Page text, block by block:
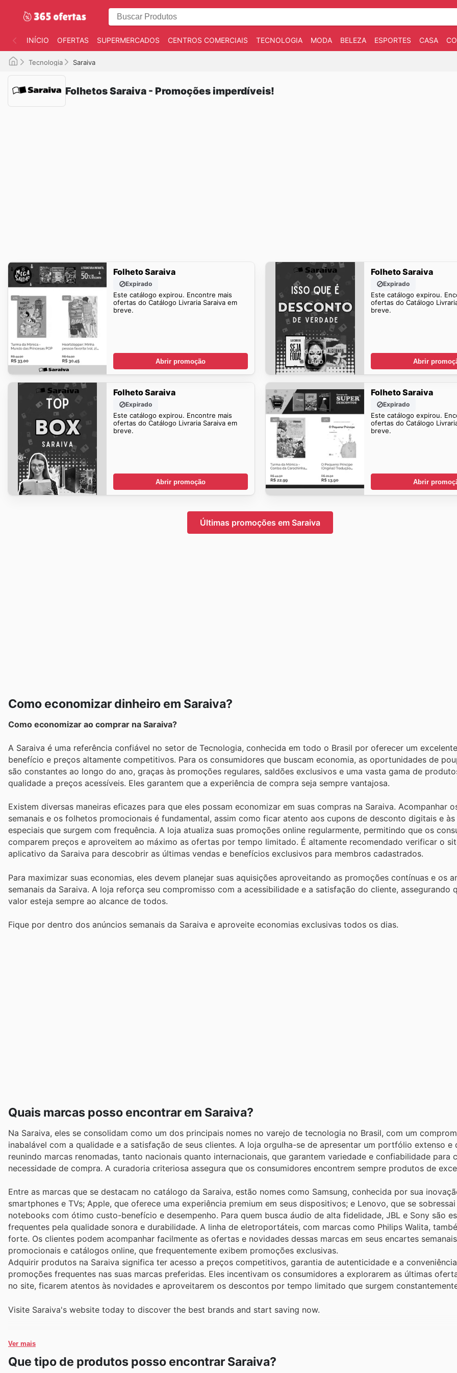
INÍCIO OFERTAS SUPERMERCADOS CENTROS COMERCIAIS TECNOLOGIA MODA BELEZA ESPORTES CASA
Tecnologia Saraiva
Folhetos Saraiva - Promoções imperdíveis!
Folheto Saraiva
Expirado
Este catálogo expirou. Encontre mais
ofertas do Catálogo Livraria Saraiva em
breve.
Abrir promoção
Folheto Saraiva
Expirado
Este catálogo expirou.
ofertas do Catálogo
breve.
Abrir
Folheto Saraiva
Expirado
Este catálogo expirou. Encontre mais
ofertas do Catálogo Livraria Saraiva em
breve.
Abrir promoção
Folheto Saraiva
Expirado
Este catálogo expirou.
ofertas do Catálogo
breve.
Abrir
Últimas promoções em Saraiva
Como economizar dinheiro em Saraiva?
Como economizar ao comprar na Saraiva?
A Saraiva é uma referência confiável no setor de Tecnologia, conhecida em todo o Brasil por oferecer um
benefício e preços altamente competitivos. Para os consumidores que buscam economia, as oportunidades de
são constantes ao longo do ano, graças às promoções regulares, saldões exclusivos e uma vasta gama de
qualidade a preços acessíveis. Eles garantem que a experiência de compra seja sempre vantajosa.
Existem diversas maneiras eficazes para que eles possam economizar em suas compras na Saraiva. Acompanhar
semanais e os folhetos promocionais é fundamental, assim como ficar atento aos cupons de desconto digitais e
especiais que surgem com frequência. A loja atualiza suas promoções online regularmente, permitindo que os
comparem preços e aproveitem ao máximo as ofertas por tempo limitado. É altamente recomendado verificar o
aplicativo da Saraiva para descobrir as últimas vendas e benefícios exclusivos para membros cadastrados.
Para maximizar suas economias, eles devem planejar suas aquisições aproveitando as promoções contínuas e os
semanais da Saraiva. A loja reforça seu compromisso com a acessibilidade e a satisfação do cliente, assegurando
valor esteja sempre ao alcance de todos.
Fique por dentro dos anúncios semanais da Saraiva e aproveite economias exclusivas todos os dias.
Quais marcas posso encontrar em Saraiva?
Na Saraiva, eles se consolidam como um dos principais nomes no varejo de tecnologia no Brasil, com um
inabalável com a qualidade e a satisfação de seus clientes. A loja orgulha-se de apresentar um portfólio extenso e
reunindo marcas renomadas, tanto nacionais quanto internacionais, que garantem variedade e confiabilidade para
necessidade de compra. A curadoria criteriosa assegura que os consumidores encontrem sempre produtos de
Entre as marcas que se destacam no catálogo da Saraiva, estão nomes como Samsung, conhecida por sua
smartphones e TVs; Apple, que oferece uma experiência premium em seus dispositivos; e Lenovo, que se
notebooks com ótimo custo-benefício e desempenho. Para quem busca áudio de alta fidelidade, JBL e Sony são
frequentes pela qualidade sonora e durabilidade. A linha de eletroportáteis, com marcas como Philips Walita,
forte. Os clientes podem acompanhar facilmente as ofertas e novidades dessas marcas em seus encartes
promocionais e catálogos online, que frequentemente exibem promoções exclusivas.
Adquirir produtos na Saraiva significa ter acesso a preços competitivos, garantia de autenticidade e a
promoções frequentes nas suas marcas preferidas. Eles incentivam os consumidores a explorarem as últimas
no site, ficarem atentos às novidades e aproveitarem os descontos por tempo limitado que surgem
Visite Saraiva's website today to discover the best brands and start saving now.
Ver mais
Que tipo de produtos posso encontrar Saraiva?